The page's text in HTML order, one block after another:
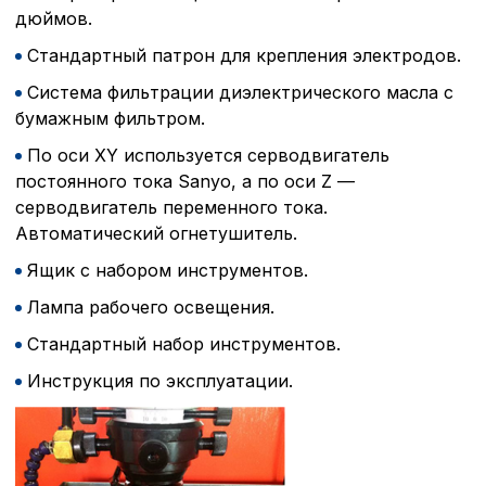
дюймов.
Стандартный патрон для крепления электродов.
Система фильтрации диэлектрического масла с
бумажным фильтром.
По оси XY используется серводвигатель
постоянного тока Sanyo, а по оси Z —
серводвигатель переменного тока.
Автоматический огнетушитель.
Ящик с набором инструментов.
Лампа рабочего освещения.
Стандартный набор инструментов.
Инструкция по эксплуатации.Политика в
обработки сookies